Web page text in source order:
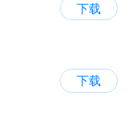
下载
下载